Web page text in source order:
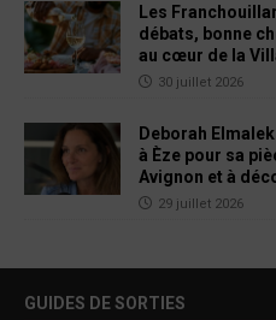
Les
débats, bonne
au cœur de la
30 juillet 2026
Deborah
à Èze pour sa
Avignon et à
29 juillet 2026
GUIDES DE SORTIES